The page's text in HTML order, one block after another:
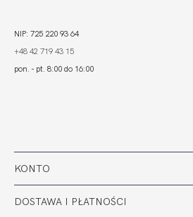
KONTO
DOSTAWA I PŁATNOŚCI
NIP: 725 220 93 64
+48 42 719 43 15
pon. - pt. 8:00 do 16:00